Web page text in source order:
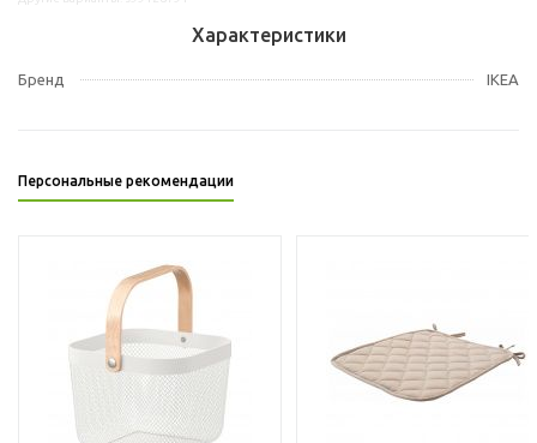
Характеристики
Бренд IKEA
Персональные рекомендации